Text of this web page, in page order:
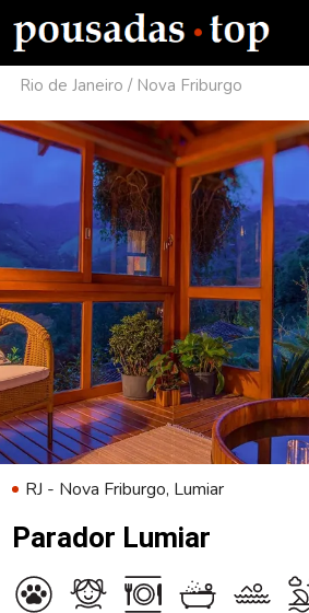
Rio de Janeiro /Nova Friburgo
RJ - Nova Friburgo, Lumiar
Parador Lumiar